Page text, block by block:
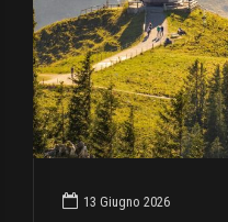
13 Giugno 2026